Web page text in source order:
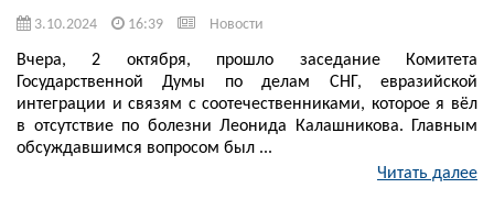
3.10.2024 16:39 Новости
Вчера, 2 октября, прошло заседание Комитета
Государственной Думы по делам СНГ, евразийской
интеграции и связям с соотечественниками, которое я вёл
в отсутствие по болезни Леонида Калашникова. Главным
обсуждавшимся вопросом был ...
Читать далее